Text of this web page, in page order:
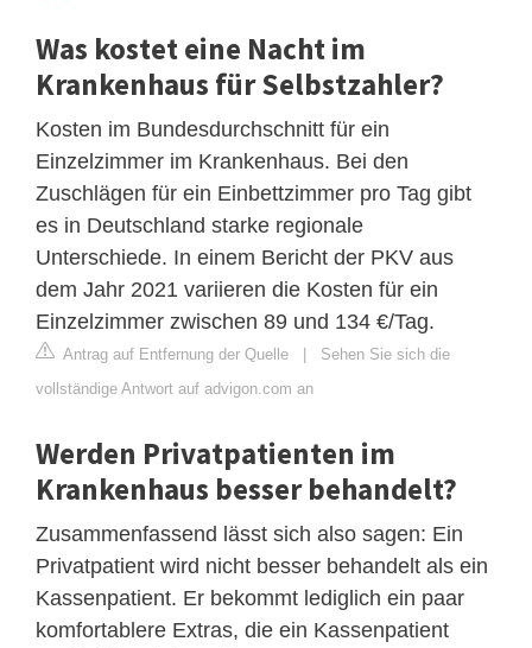
Was kostet eine Nacht im
Krankenhaus für Selbstzahler?
Kosten im Bundesdurchschnitt für ein
Einzelzimmer im Krankenhaus. Bei den
Zuschlägen für ein Einbettzimmer pro Tag gibt
es in Deutschland starke regionale
Unterschiede. In einem Bericht der PKV aus
dem Jahr 2021 variieren die Kosten für ein
Einzelzimmer zwischen 89 und 134 €/Tag.
Antrag auf Entfernung der Quelle | Sehen Sie sich die
vollständige Antwort auf advigon.com an
Werden Privatpatienten im
Krankenhaus besser behandelt?
Zusammenfassend lässt sich also sagen: Ein
Privatpatient wird nicht besser behandelt als ein
Kassenpatient. Er bekommt lediglich ein paar
komfortablere Extras, die ein Kassenpatient